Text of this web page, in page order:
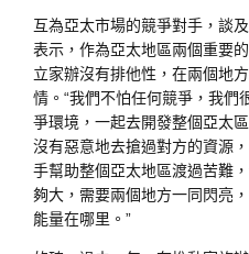
互為亞太市場的競爭對手，談
表示，作為亞太地區兩個重要
立家辦沒有排他性，在兩個地
情。“我們不怕任何競爭，我們
爭環境，一起去開發整個亞太
沒有惡意地去搶過對方的資源
手幫助整個亞太地區渡過苦難
夠大，需要兩個地方一同閃亮
能量在哪里。”